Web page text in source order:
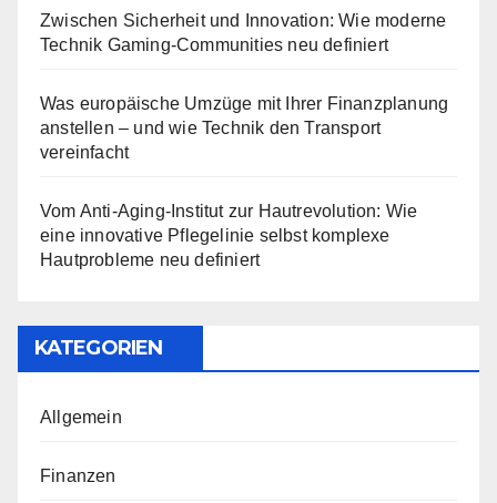
Zwischen Sicherheit und Innovation: Wie moderne
Technik Gaming-Communities neu definiert
Was europäische Umzüge mit Ihrer Finanzplanung
anstellen – und wie Technik den Transport
vereinfacht
Vom Anti-Aging-Institut zur Hautrevolution: Wie
eine innovative Pflegelinie selbst komplexe
Hautprobleme neu definiert
KATEGORIEN
Allgemein
Finanzen